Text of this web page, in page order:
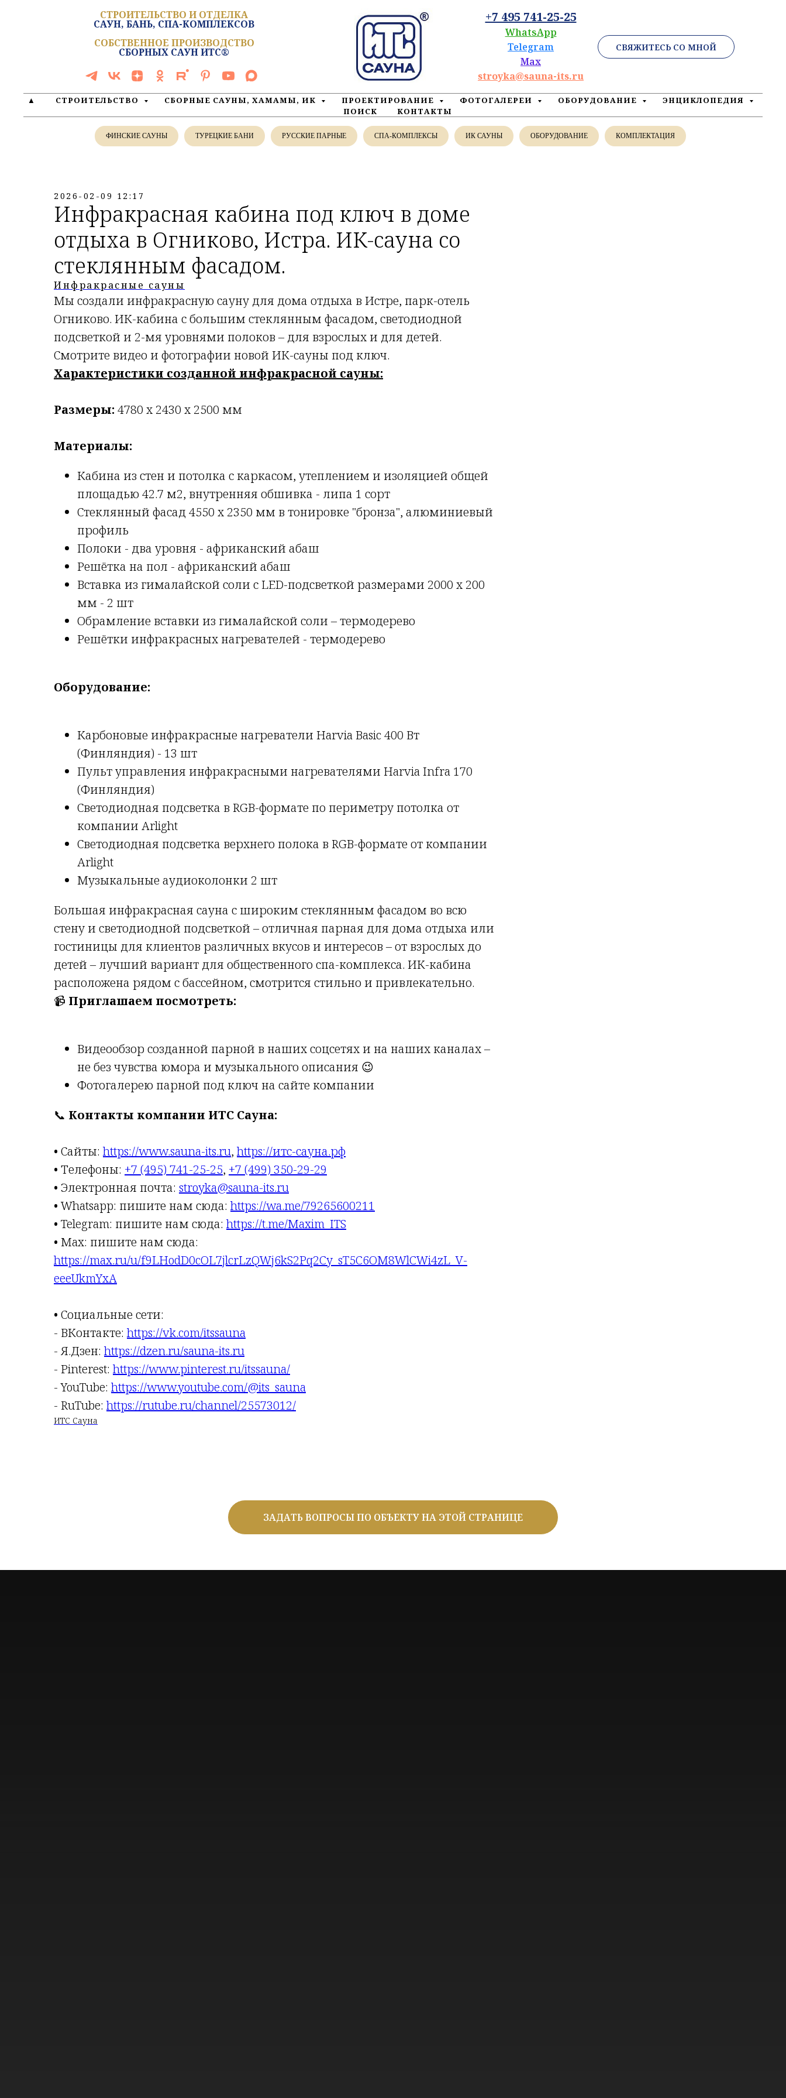
СТРОИТЕЛЬСТВО И ОТДЕЛКА
САУН, БАНЬ, СПА-КОМПЛЕКСОВ
СОБСТВЕННОЕ ПРОИЗВОДСТВО
СБОРНЫХ САУН ИТС®
+7 495 741-25-25
WhatsApp
Telegram
Max
stroyka@sauna-its.ru
СВЯЖИТЕСЬ СО МНОЙ
▲ СТРОИТЕЛЬСТВО СБОРНЫЕ САУНЫ, ХАМАМЫ, ИК ПРОЕКТИРОВАНИЕ ФОТОГАЛЕРЕИ ОБОРУДОВАНИЕ
ЭНЦИКЛОПЕДИЯ
ПОИСК
КОНТАКТЫ
ФИНСКИЕ САУНЫ ТУРЕЦКИЕ БАНИ РУССКИЕ ПАРНЫЕ СПА-КОМПЛЕКСЫ ИК САУНЫ ОБОРУДОВАНИЕ КОМПЛЕКТАЦИЯ
2026-02-09 12:17
Инфракрасная кабина под ключ в доме
отдыха в Огниково, Истра. ИК-сауна со
стеклянным фасадом.
Инфракрасные сауны
Мы создали инфракрасную сауну для дома отдыха в Истре, парк-отель
Огниково. ИК-кабина с большим стеклянным фасадом, светодиодной
подсветкой и 2-мя уровнями полоков – для взрослых и для детей.
Смотрите видео и фотографии новой ИК-сауны под ключ.
Характеристики созданной инфракрасной сауны:
Размеры: 4780 х 2430 х 2500 мм
Материалы:
Кабина из стен и потолка с каркасом, утеплением и изоляцией общей
площадью 42.7 м2, внутренняя обшивка - липа 1 сорт
Стеклянный фасад 4550 х 2350 мм в тонировке "бронза", алюминиевый
профиль
Полоки - два уровня - африканский абаш
Решётка на пол - африканский абаш
Вставка из гималайской соли с LED-подсветкой размерами 2000 х 200
мм - 2 шт
Обрамление вставки из гималайской соли – термодерево
Решётки инфракрасных нагревателей - термодерево
Оборудование:
Карбоновые инфракрасные нагреватели Harvia Basic 400 Вт
(Финляндия) - 13 шт
Пульт управления инфракрасными нагревателями Harvia Infra 170
(Финляндия)
Светодиодная подсветка в RGB-формате по периметру потолка от
компании Arlight
Светодиодная подсветка верхнего полока в RGB-формате от компании
Arlight
Музыкальные аудиоколонки 2 шт
Большая инфракрасная сауна с широким стеклянным фасадом во всю
стену и светодиодной подсветкой – отличная парная для дома отдыха или
гостиницы для клиентов различных вкусов и интересов – от взрослых до
детей – лучший вариант для общественного спа-комплекса. ИК-кабина
расположена рядом с бассейном, смотрится стильно и привлекательно.
📹 Приглашаем посмотреть:
Видеообзор созданной парной в наших соцсетях и на наших каналах –
не без чувства юмора и музыкального описания 😉
Фотогалерею парной под ключ на сайте компании
📞 Контакты компании ИТС Сауна:
• Сайты:https://www.sauna-its.ru,https://итс-сауна.рф
• Телефоны: +7 (495) 741-25-25, +7 (499) 350-29-29
• Электронная почта: stroyka@sauna-its.ru
• Whatsapp: пишите нам сюда:https://wa.me/79265600211
• Telegram: пишите нам сюда:https://t.me/Maxim_ITS
• Max: пишите нам сюда:
https://max.ru/u/f9LHodD0cOL7jlcrLzQWj6kS2Pq2Cy_sT5C6OM8WlCWi4zL_V-
eeeUkmYxA
• Социальные сети:
- ВКонтакте:https://vk.com/itssauna
- Я.Дзен:https://dzen.ru/sauna-its.ru
- Pinterest:https://www.pinterest.ru/itssauna/
- YouTube:https://www.youtube.com/@its_sauna
- RuTube:https://rutube.ru/channel/25573012/
ИТС Сауна
ЗАДАТЬ ВОПРОСЫ ПО ОБЪЕКТУ НА ЭТОЙ СТРАНИЦЕ